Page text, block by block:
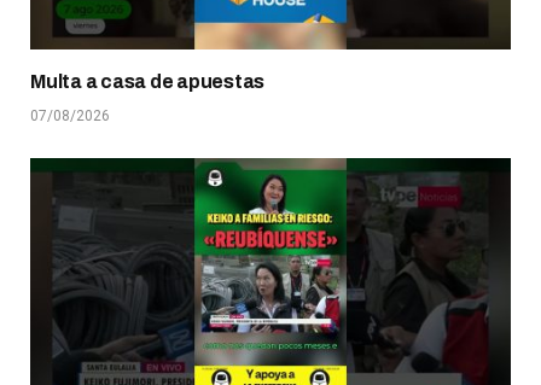
Multa a casa de apuestas
07/08/2026